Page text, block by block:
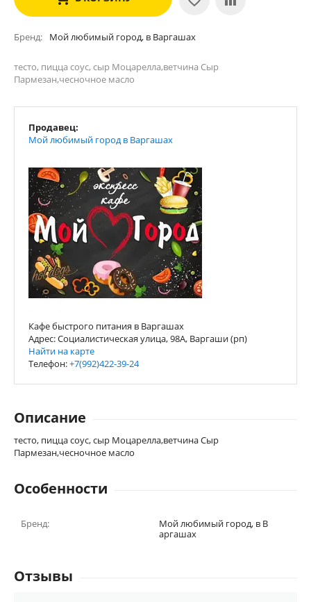
Бренд Мой любимый город, в Варгашах
тесто, пицца соус, сыр Моцарелла,ветчина Сыр
Пармезан,чесночное масло
Продавец:
Мой любимый город в Варгашах
Кафе быстрого питания в Варгашах
Адрес: Социалистическая улица, 98А, Варгаши (рп)
Найти на карте
Телефон:+7(992)422-39-24
Описание
тесто, пицца соус, сыр Моцарелла,ветчина Сыр
Пармезан,чесночное масло
Особенности
Бренд:
Мой любимый город, в В
аргашах
Отзывы